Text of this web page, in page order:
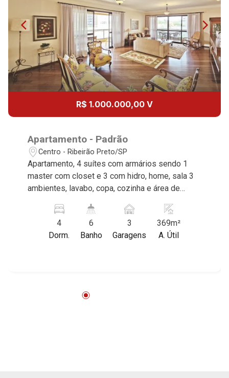
Continuar
R$ 1.000.000,00 V
Apartamento - Padrão
Centro - Ribeirão Preto/SP
Apartamento, 4 suítes com armários sendo 1
master com closet e 3 com hidro, home, sala 3
ambientes, lavabo, copa, cozinha e área de
empregada, sacada, 3 vagas, excelente
localização, próximo a Av. Nove de Julho.
Martinelli Imobiliária, referência no mercado
4
Dorm.
6
Banho
3
Garagens
369m²
A. Útil